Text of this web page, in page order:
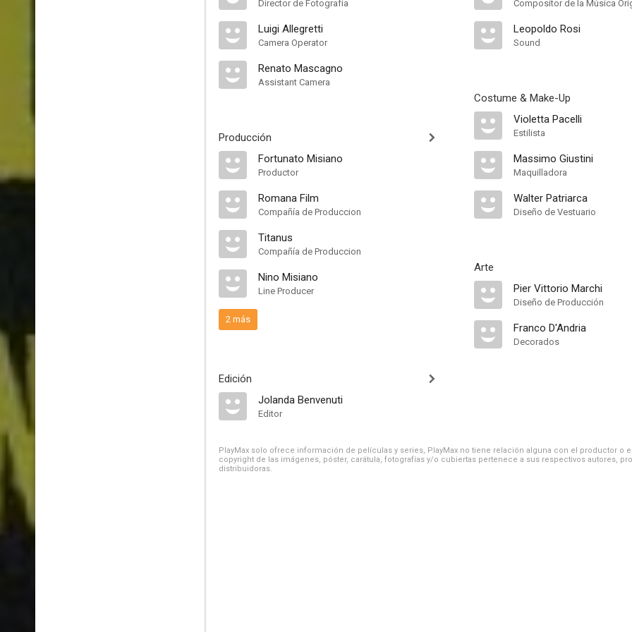
Director de Fotografía
Luigi Allegretti
Camera Operator
Renato Mascagno
Assistant Camera
Producción
Fortunato Misiano
Productor
Romana Film
Compañía de Produccion
Titanus
Compañía de Produccion
Nino Misiano
Line Producer
2 más
Edición
Jolanda Benvenuti
Editor
Compositor de la Música
Leopoldo Rosi
Sound
Costume & Make-Up
Violetta Pacelli
Estilista
Massimo Giustini
Maquilladora
Walter Patriarca
Diseño de Vestuario
Arte
Pier Vittorio Marchi
Diseño de Producción
Franco D'Andria
Decorados
PlayMax solo ofrece información de películas y series, PlayMax no tiene relación alguna con el productor o
copyright de las imágenes, póster, carátula, fotografías y/o cubiertas pertenece a sus respectivos autores,
distribuidoras.